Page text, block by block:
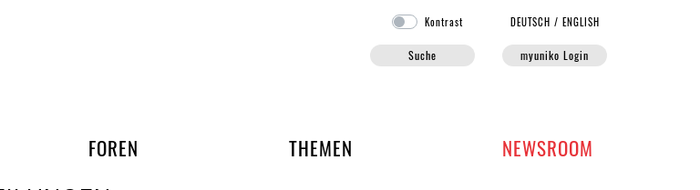
Kontrast DEUTSCH /ENGLISH
Suche myuniko Login
FOREN UND ARBEITSGRUPPEN DER UNIKO
THEMEN NEWSROOM